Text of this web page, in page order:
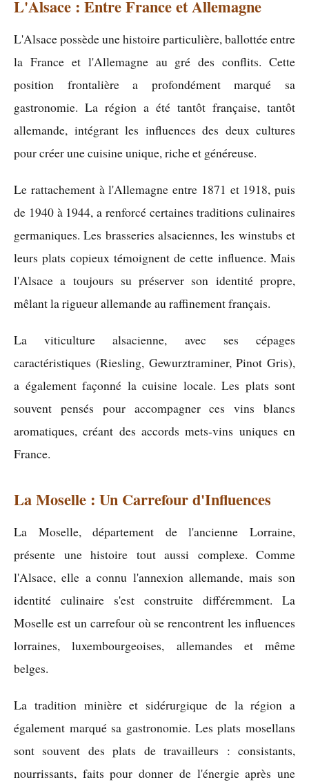
L'Alsace : Entre France et Allemagne
L'Alsace possède une histoire particulière, ballottée entre
la France et l'Allemagne au gré des conflits. Cette
position frontalière a profondément marqué sa
gastronomie. La région a été tantôt française, tantôt
allemande, intégrant les influences des deux cultures
pour créer une cuisine unique, riche et généreuse.
Le rattachement à l'Allemagne entre 1871 et 1918, puis
de 1940 à 1944, a renforcé certaines traditions culinaires
germaniques. Les brasseries alsaciennes, les winstubs et
leurs plats copieux témoignent de cette influence. Mais
l'Alsace a toujours su préserver son identité propre,
mêlant la rigueur allemande au raffinement français.
La viticulture alsacienne, avec ses cépages
caractéristiques (Riesling, Gewurztraminer, Pinot Gris),
a également façonné la cuisine locale. Les plats sont
souvent pensés pour accompagner ces vins blancs
aromatiques, créant des accords mets-vins uniques en
France.
La Moselle : Un Carrefour d'Influences
La Moselle, département de l'ancienne Lorraine,
présente une histoire tout aussi complexe. Comme
l'Alsace, elle a connu l'annexion allemande, mais son
identité culinaire s'est construite différemment. La
Moselle est un carrefour où se rencontrent les influences
lorraines, luxembourgeoises, allemandes et même
belges.
La tradition minière et sidérurgique de la région a
également marqué sa gastronomie. Les plats mosellans
sont souvent des plats de travailleurs : consistants,
nourrissants, faits pour donner de l'énergie après une